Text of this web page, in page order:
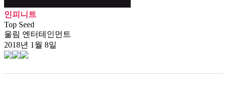
인피니트
Top Seed
울림 엔터테인먼트
2018년 1월 8일